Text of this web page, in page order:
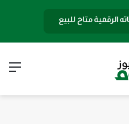
الرقمية متاح للبيع